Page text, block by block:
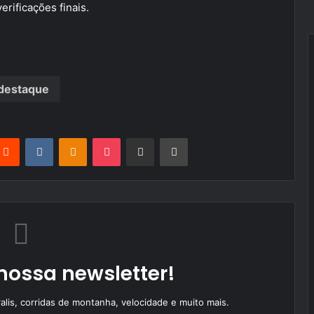
finais.
Reddit VKontakteOdnoklassniki
Pocket Partilhar Via Email Imprimir
newsletter!
corridas de montanha, velocidade e muito mais.